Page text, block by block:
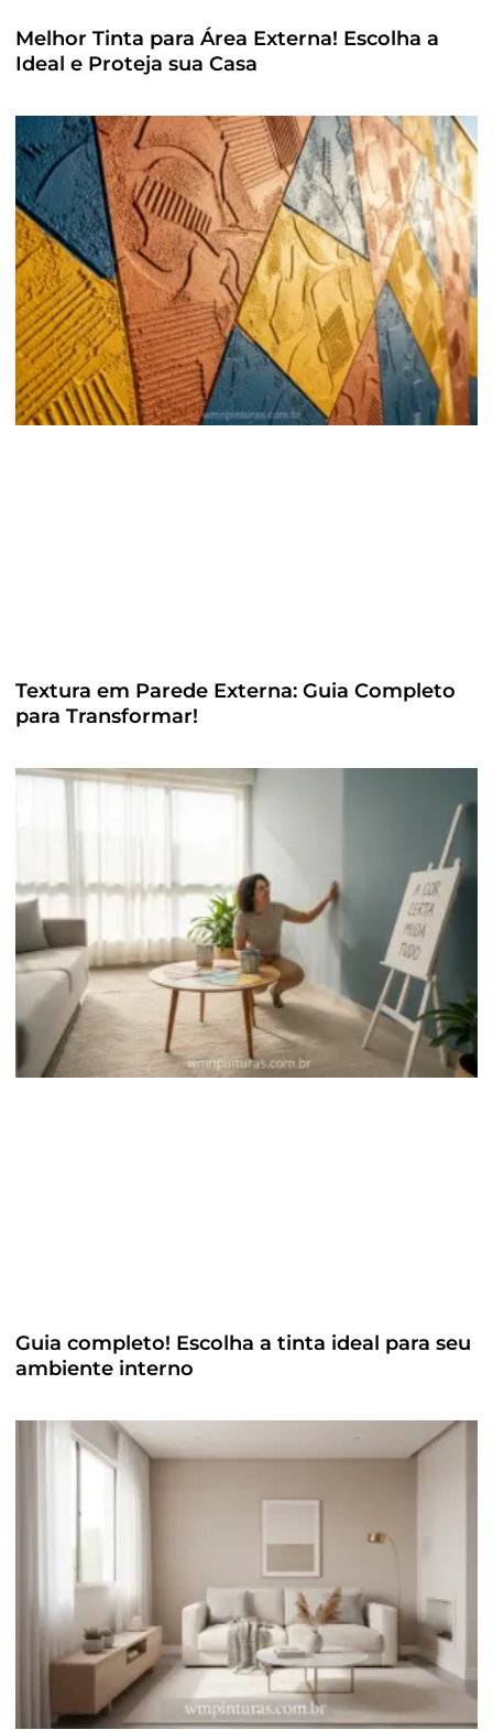
Melhor Tinta para Área Externa! Escolha a
Ideal e Proteja sua Casa
Textura em Parede Externa: Guia Completo
para Transformar!
Guia completo! Escolha a tinta ideal para seu
ambiente interno